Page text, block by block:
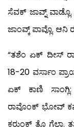
ಸೆವಕ್ ಜಾವ್ನ್ ವಾಡ್ಲೊ.
ಜಾಂವ್ಕ್ ಪಾವ್ಲೊ. ಆನಿ
“ತಶೆಂ ಏಕ್ ದೀಸ್
18-20 ವರ್ಸಾಂ
ಏಕ್ ಕಾಣಿ
ರಾವೊಂಕ್ ಭೋವ್
ಕರುಂಕ್ ತೊ ಗೆಲಾ.